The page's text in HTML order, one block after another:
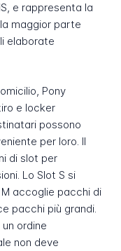
e rappresenta la
maggior parte
elaborate
Pony
e locker
possono
per loro. Il
di slot per
Lo Slot S si
accoglie pacchi di
pacchi più grandi.
ordine
non deve